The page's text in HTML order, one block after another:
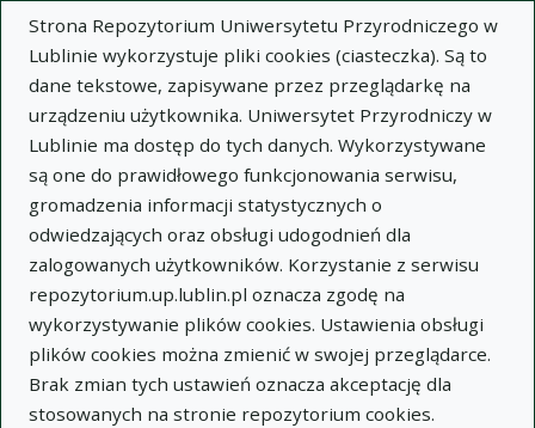
Strona Repozytorium Uniwersytetu Przyrodniczego w
Lublinie wykorzystuje pliki cookies (ciasteczka). Są to
dane tekstowe, zapisywane przez przeglądarkę na
urządzeniu użytkownika. Uniwersytet Przyrodniczy w
Lublinie ma dostęp do tych danych. Wykorzystywane
są one do prawidłowego funkcjonowania serwisu,
gromadzenia informacji statystycznych o
odwiedzających oraz obsługi udogodnień dla
zalogowanych użytkowników. Korzystanie z serwisu
repozytorium.up.lublin.pl oznacza zgodę na
wykorzystywanie plików cookies. Ustawienia obsługi
plików cookies można zmienić w swojej przeglądarce.
Brak zmian tych ustawień oznacza akceptację dla
stosowanych na stronie repozytorium cookies.
×
Opis Notatki
Autor:
Franciszek Pawłowski
Alicja Pomykalska
Tytuł:Reakcja odmian ziemniaka Pola, Sokół i
Narew na niektóre herbicydy. Cz. I. Wpływ
Igrateru na zachwaszczenie i plonowanie
ziemniaków
Wariant tytułu:Reaction of potato varieties of
Pora, Sokół and Narew to some herbcides. Part I.